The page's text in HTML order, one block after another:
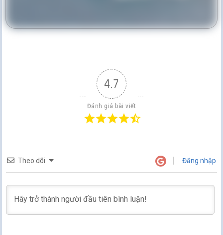
4.7
Đánh giá bài viết
Theo dõi Đăng nhập